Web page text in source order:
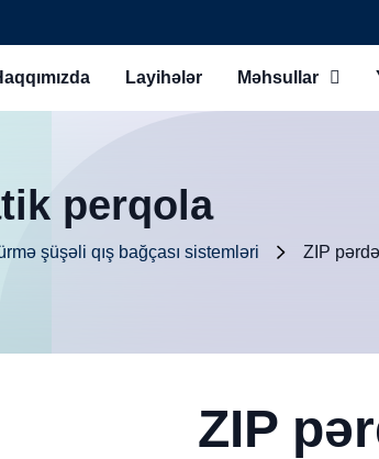
Layihələr Məhsullar
perqola
şüşəli qış bağçası sistemləri ZIP
ZIP